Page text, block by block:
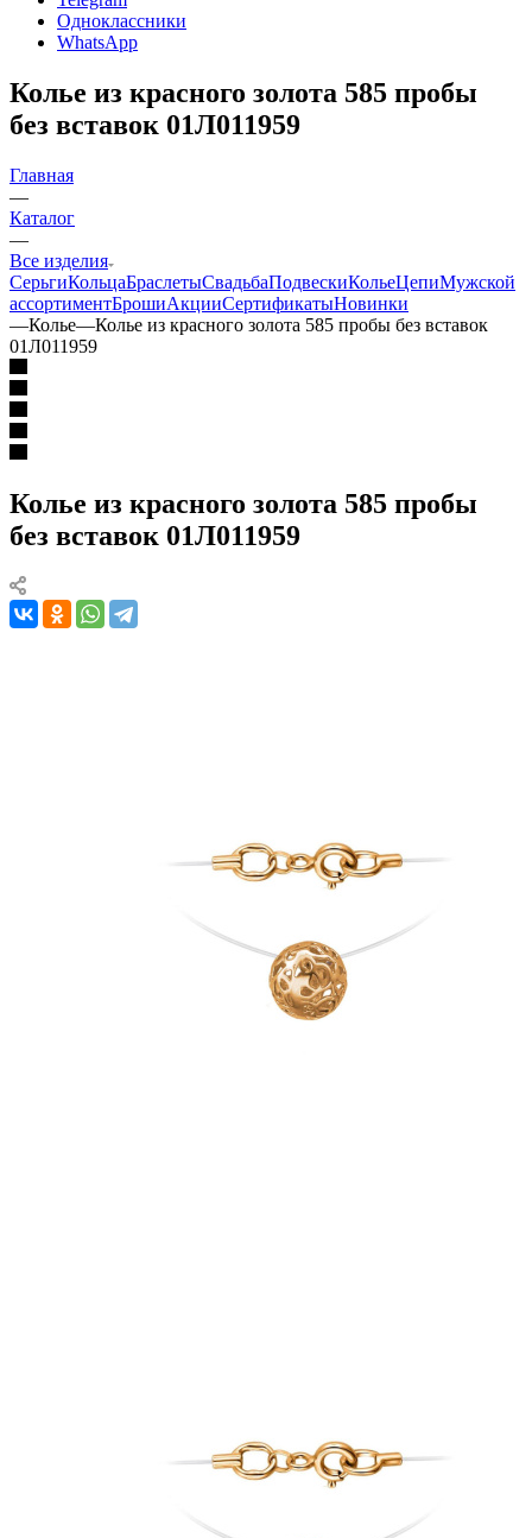
Одноклассники
WhatsApp
Колье из красного золота 585 пробы
без вставок 01Л011959
Главная
—
Каталог
—
Все изделия
СерьгиКольцаБраслетыСвадьбаПодвескиКольеЦепиМужской
ассортиментБрошиАкцииСертификатыНовинки
—Колье—Колье из красного золота 585 пробы без вставок
01Л011959
Колье из красного золота 585 пробы
без вставок 01Л011959